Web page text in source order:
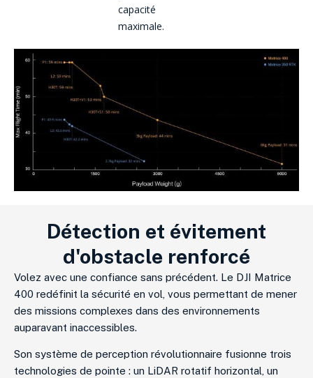
capacité
maximale.
Détection et évitement
d'obstacle renforcé
Volez avec une confiance sans précédent. Le DJI Matrice
400 redéfinit la sécurité en vol, vous permettant de mener
des missions complexes dans des environnements
auparavant inaccessibles.
Son système de perception révolutionnaire fusionne trois
technologies de pointe : un LiDAR rotatif horizontal, un